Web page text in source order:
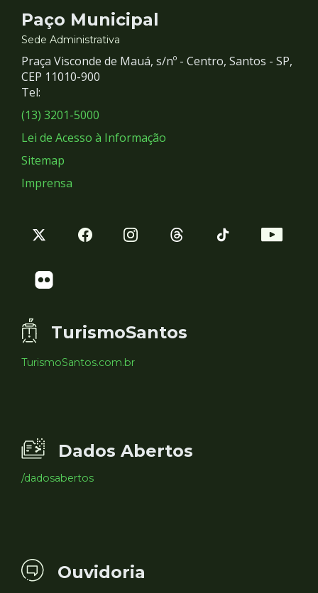
Contato
e
Redes
Sociais
Paço Municipal
Sede Administrativa
Praça Visconde de Mauá, s/nº - Centro, Santos - SP,
CEP 11010-900
Tel:
(13) 3201-5000
Lei de Acesso à Informação
Sitemap
Imprensa
TurismoSantos
TurismoSantos.com.br
Dados Abertos
/dadosabertos
Ouvidoria